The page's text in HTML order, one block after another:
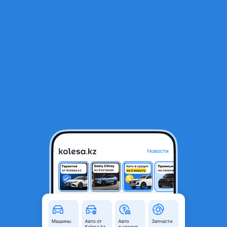
Крышка багажника (капот задний, дверь 5) на Lexus LX470
Каскелен, Алматинская